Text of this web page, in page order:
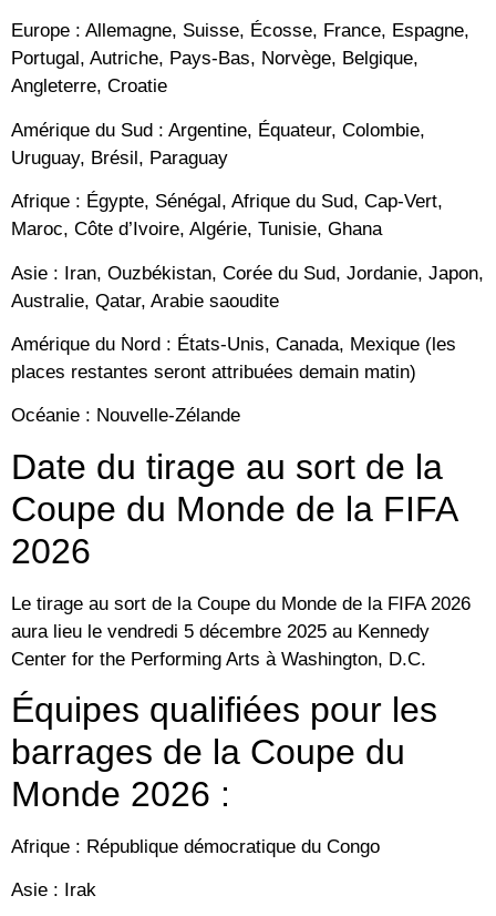
Europe : Allemagne, Suisse, Écosse, France, Espagne,
Portugal, Autriche, Pays-Bas, Norvège, Belgique,
Angleterre, Croatie
Amérique du Sud : Argentine, Équateur, Colombie,
Uruguay, Brésil, Paraguay
Afrique : Égypte, Sénégal, Afrique du Sud, Cap-Vert,
Maroc, Côte d’Ivoire, Algérie, Tunisie, Ghana
Asie : Iran, Ouzbékistan, Corée du Sud, Jordanie, Japon,
Australie, Qatar, Arabie saoudite
Amérique du Nord : États-Unis, Canada, Mexique (les
places restantes seront attribuées demain matin)
Océanie : Nouvelle-Zélande
Date du tirage au sort de la
Coupe du Monde de la FIFA
2026
Le tirage au sort de la Coupe du Monde de la FIFA 2026
aura lieu le vendredi 5 décembre 2025 au Kennedy
Center for the Performing Arts à Washington, D.C.
Équipes qualifiées pour les
barrages de la Coupe du
Monde 2026 :
Afrique : République démocratique du Congo
Asie : Irak